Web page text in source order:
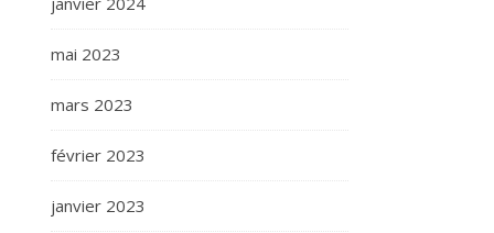
mai 2023
mars 2023
février 2023
janvier 2023